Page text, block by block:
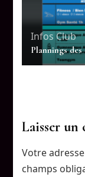
Infos Club
Plannings
Laisser un
Votre
champs